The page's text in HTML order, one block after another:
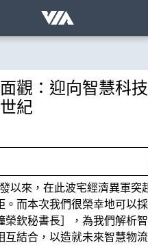
觀：迎向智慧科
紀
以來，在此波宅經濟異軍突
。而本次我們很榮幸地可以
榮欽秘書長］，為我們解析
互結合，以造就未來智慧物